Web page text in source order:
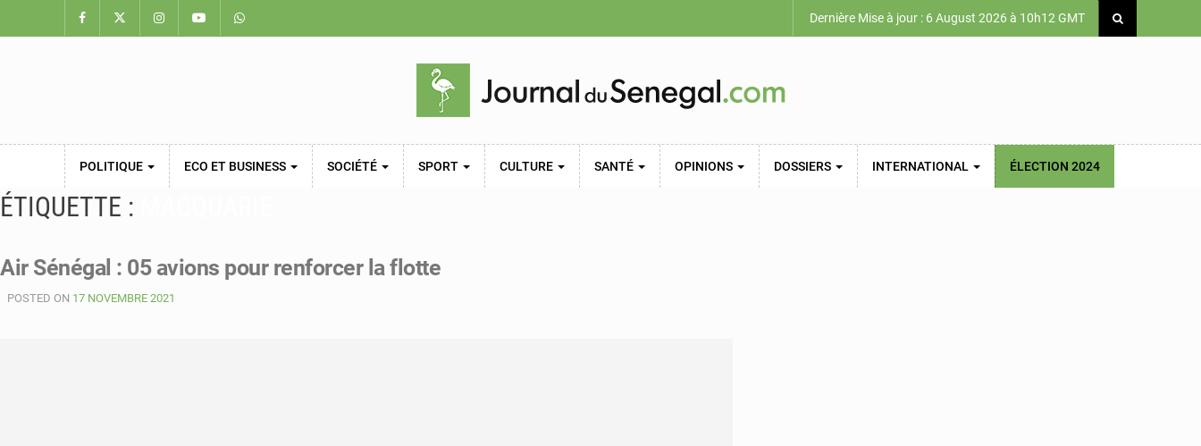
Dernière Mise à jour : 6 August 2026 à 10h12 GMT
POLITIQUE ECO ET BUSINESS SOCIÉTÉ SPORT CULTURE SANTÉ OPINIONS DOSSIERS INTERNATIONAL ÉLECTION 2024
ÉTIQUETTE :
Air Sénégal : 05 avions pour renforcer la flotte
POSTED ON 17 NOVEMBRE 2021